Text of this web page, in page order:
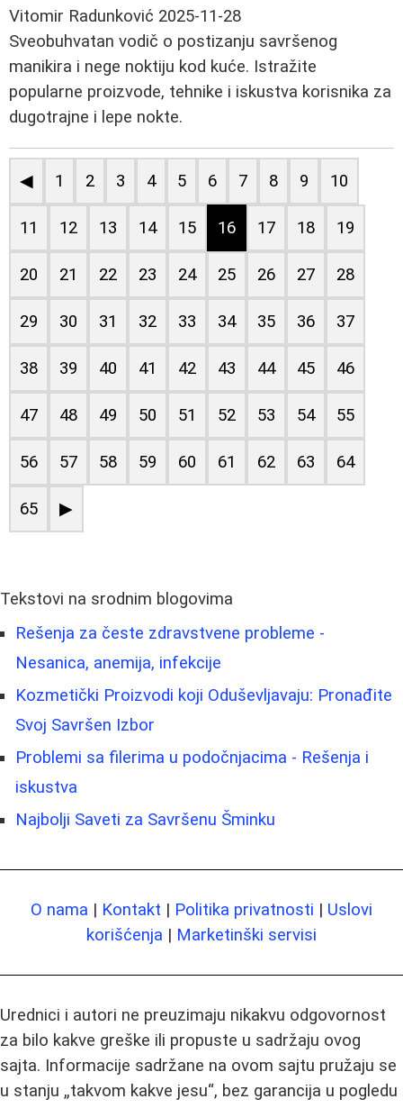
Vitomir Radunković 2025-11-28
Sveobuhvatan vodič o postizanju savršenog
manikira i nege noktiju kod kuće. Istražite
popularne proizvode, tehnike i iskustva korisnika za
dugotrajne i lepe nokte.
◀ 1 2 3 4 5 6 7 8 9 10
11 12 13 14 15 16 17 18 19
20 21 22 23 24 25 26 27 28
29 30 31 32 33 34 35 36 37
38 39 40 41 42 43 44 45 46
47 48 49 50 51 52 53 54 55
56 57 58 59 60 61 62 63 64
65 ▶
Tekstovi na srodnim blogovima
Rešenja za česte zdravstvene probleme -
Nesanica, anemija, infekcije
Kozmetički Proizvodi koji Oduševljavaju: Pronađite
Svoj Savršen Izbor
Problemi sa filerima u podočnjacima - Rešenja i
iskustva
Najbolji Saveti za Savršenu Šminku
O nama | Kontakt | Politika privatnosti | Uslovi
korišćenja | Marketinški servisi
Urednici i autori ne preuzimaju nikakvu odgovornost
za bilo kakve greške ili propuste u sadržaju ovog
sajta. Informacije sadržane na ovom sajtu pružaju se
u stanju „takvom kakve jesu“, bez garancija u pogledu